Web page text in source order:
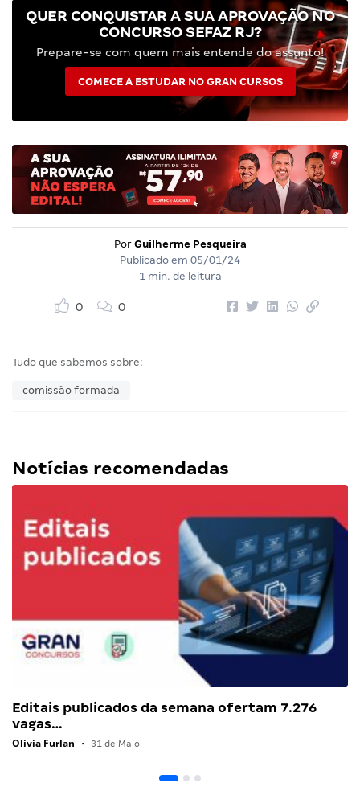
QUER CONQUISTAR A SUA APROVAÇÃO NO
CONCURSO SEFAZ RJ?
Prepare-se com quem mais entende do assunto!
COMECE A ESTUDAR NO GRAN CURSOS
Por Guilherme Pesqueira
Publicado em 05/01/24
1 min. de leitura
0 0
Tudo que sabemos sobre:
comissão formada
Notícias recomendadas
Editais publicados da semana ofertam 7.276
vagas…
Olivia Furlan • 31 de Maio